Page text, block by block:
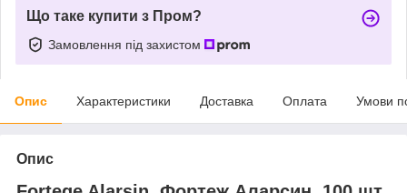
Що таке купити з Пром?
Замовлення під захистом
Опис Характеристики Доставка Оплата Умови
Опис